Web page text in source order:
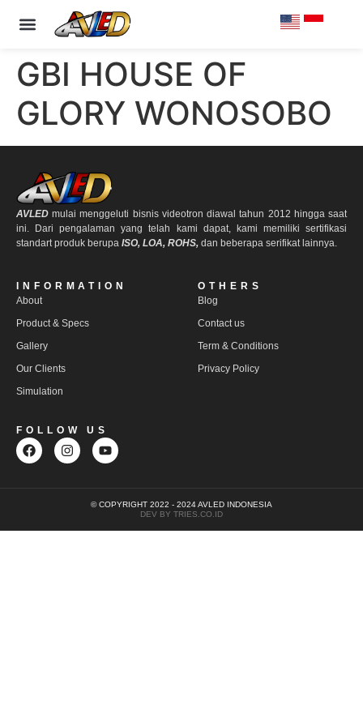
GBI HOUSE OF
GLORY WONOSOBO
AVLED mulai menggeluti bisnis videotron diawal tahun 2012 hingga saat
ini. Dari pengalaman yang telah kami dapat, kami memiliki sertifikasi
standart produk berupa ISO, LOA, ROHS, dan beberapa serifikat lainnya.
INFORMATION
About
Product & Specs
Gallery
Our Clients
Simulation
OTHERS
Blog
Contact us
Term & Conditions
Privacy Policy
FOLLOW US
© COPYRIGHT 2022 - 2024 AVLED INDONESIA
DEV BY TRIES.CO.ID